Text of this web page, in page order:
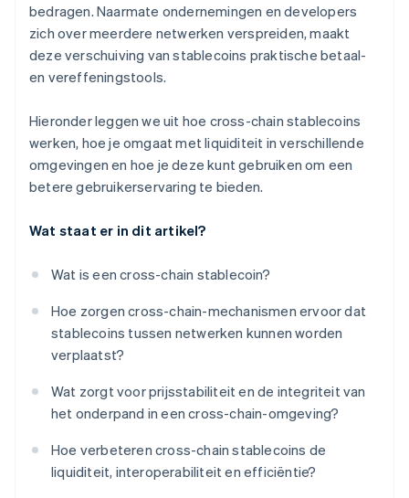
bedragen. Naarmate ondernemingen en developers
zich over meerdere netwerken verspreiden, maakt
deze verschuiving van stablecoins praktische betaal-
en vereffeningstools.
Hieronder leggen we uit hoe cross-chain stablecoins
werken, hoe je omgaat met liquiditeit in verschillende
omgevingen en hoe je deze kunt gebruiken om een
betere gebruikerservaring te bieden.
Wat staat er in dit artikel?
Wat is een cross-chain stablecoin?
Hoe zorgen cross-chain-mechanismen ervoor dat
stablecoins tussen netwerken kunnen worden
verplaatst?
Wat zorgt voor prijsstabiliteit en de integriteit van
het onderpand in een cross-chain-omgeving?
Hoe verbeteren cross-chain stablecoins de
liquiditeit, interoperabiliteit en efficiëntie?